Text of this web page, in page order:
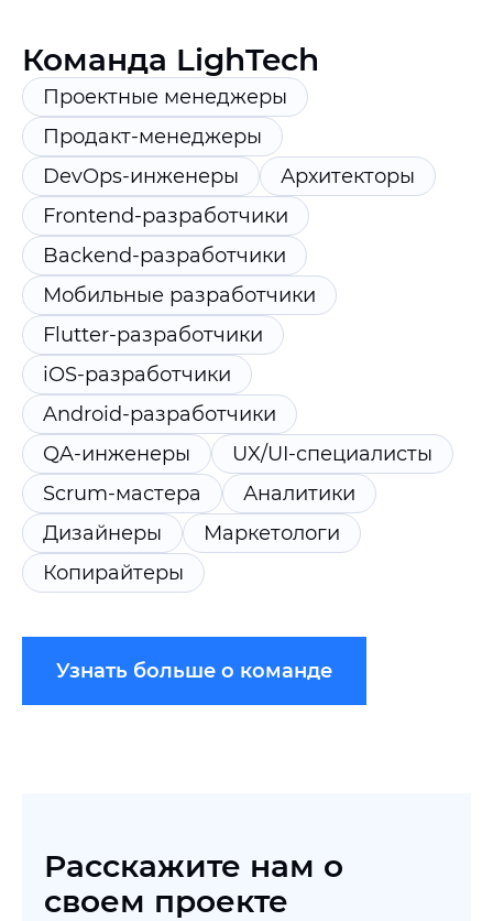
Команда LighTech
Проектные менеджеры
Продакт-менеджеры
DevOps-инженеры
Архитекторы
Frontend-разработчики
Backend-разработчики
Мобильные разработчики
Flutter-разработчики
iOS-разработчики
Android-разработчики
QA-инженеры
UX/UI-специалисты
Scrum-мастера
Аналитики
Дизайнеры
Маркетологи
Копирайтеры
Узнать больше о команде
Расскажите нам о
своем проекте